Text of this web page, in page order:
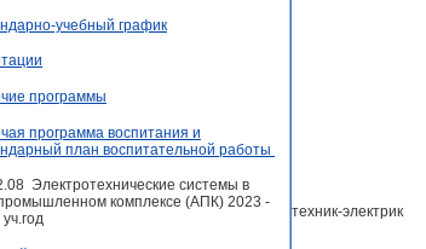
учебный график
программы
программа воспитания и
план воспитательной работы
Электротехнические системы в
комплексе (АПК) 2023 -
техник-электрик